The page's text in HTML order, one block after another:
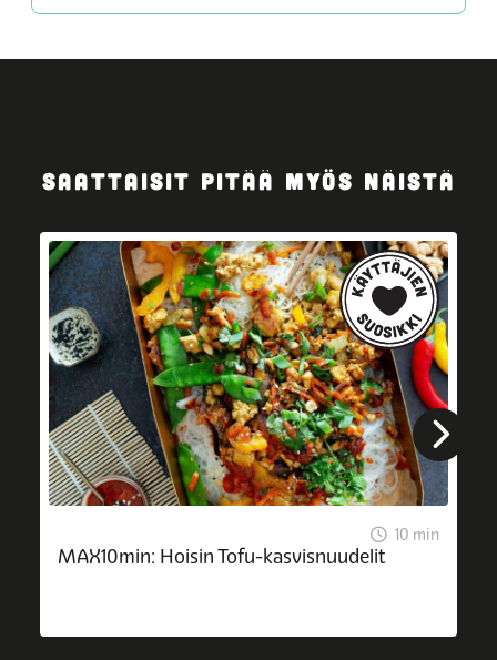
SAATTAISIT PITÄÄ MYÖS NÄISTÄ
10 min
MAX10min: Hoisin Tofu-kasvisnuudelit